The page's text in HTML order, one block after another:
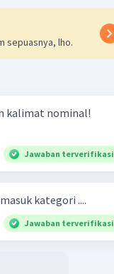
sepuasnya, lho.
kalimat nominal!
Jawaban terverifikasi
kategori ....
Jawaban terverifikasi